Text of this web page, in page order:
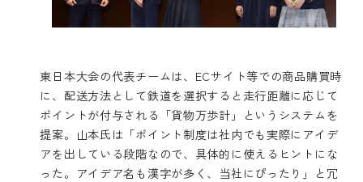
東日本大会の代表チームは、ECサイト等での商品購買時
に、配送方法として鉄道を選択すると走行距離に応じて
ポイントが付与される「貨物万歩計」というシステムを
提案。山本氏は「ポイント制度は社内でも実際にアイデ
アを出している段階なので、具体的に使えるヒントにな
った。アイデア名も漢字が多く、当社にぴったり」と冗